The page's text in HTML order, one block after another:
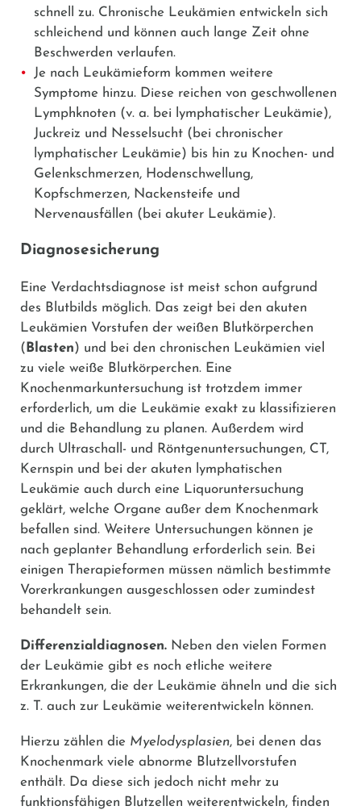
schnell zu. Chronische Leukämien entwickeln sich
schleichend und können auch lange Zeit ohne
Beschwerden verlaufen.
Je nach Leukämieform kommen weitere
Symptome hinzu. Diese reichen von geschwollenen
Lymphknoten (v. a. bei lymphatischer Leukämie),
Juckreiz und Nesselsucht (bei chronischer
lymphatischer Leukämie) bis hin zu Knochen- und
Gelenkschmerzen, Hodenschwellung,
Kopfschmerzen, Nackensteife und
Nervenausfällen (bei akuter Leukämie).
Diagnosesicherung
Eine Verdachtsdiagnose ist meist schon aufgrund
des Blutbilds möglich. Das zeigt bei den akuten
Leukämien Vorstufen der weißen Blutkörperchen
( Blasten) und bei den chronischen Leukämien viel
zu viele weiße Blutkörperchen. Eine
Knochenmarkuntersuchung ist trotzdem immer
erforderlich, um die Leukämie exakt zu klassifizieren
und die Behandlung zu planen. Außerdem wird
durch Ultraschall- und Röntgenuntersuchungen, CT,
Kernspin und bei der akuten lymphatischen
Leukämie auch durch eine Liquoruntersuchung
geklärt, welche Organe außer dem Knochenmark
befallen sind. Weitere Untersuchungen können je
nach geplanter Behandlung erforderlich sein. Bei
einigen Therapieformen müssen nämlich bestimmte
Vorerkrankungen ausgeschlossen oder zumindest
behandelt sein.
Differenzialdiagnosen. Neben den vielen Formen
der Leukämie gibt es noch etliche weitere
Erkrankungen, die der Leukämie ähneln und die sich
z. T. auch zur Leukämie weiterentwickeln können.
Hierzu zählen die Myelodysplasien, bei denen das
Knochenmark viele abnorme Blutzellvorstufen
enthält. Da diese sich jedoch nicht mehr zu
funktionsfähigen Blutzellen weiterentwickeln, finden